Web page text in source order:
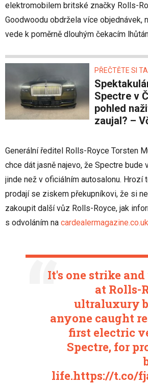
elektromobilem britské značky Rolls-
Goodwoodu obdržela více objednávek,
vede k poměrně dlouhým čekacím
PŘEČTĚTE SI
Spektakulární Rolls-Royce
Spectre v
pohled
zaujal? –
Generální ředitel Rolls-Royce Torsten
chce dát jasně najevo, že Spectre bude
jinde než v oficiálním autosalonu. Hrozí
prodají se ziskem překupníkovi, že si
zakoupit další vůz Rolls-Royce, jak
s odvoláním na cardealermagazine.co.uk
It's one strike
at Rolls-
ultraluxury
anyone caught
first electric
Spectre, for
life.https://t.co/